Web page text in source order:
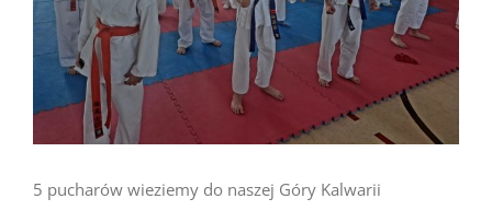
5 pucharów wieziemy do naszej Góry Kalwarii